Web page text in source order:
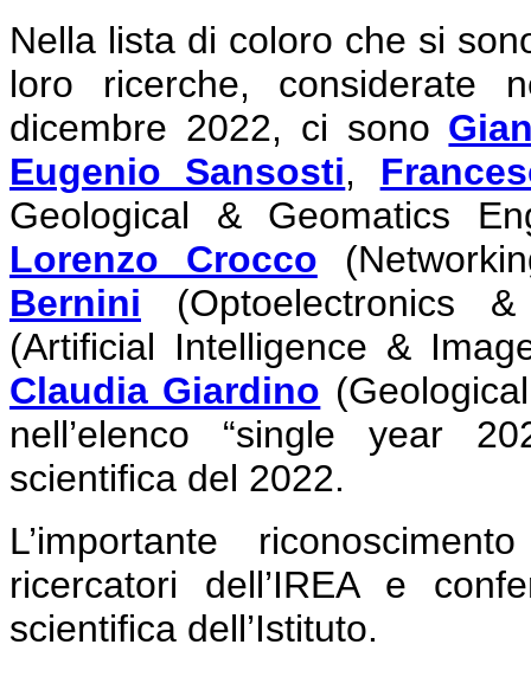
Nella lista di coloro che si
loro ricerche, considerate
dicembre 2022, ci sono
Eugenio Sansosti,
Geological & Geomatics
Lorenzo Crocco
Bernini (Optoelectronics
(Artificial Intelligence &
Claudia Giardino
nell’elenco “single year
scientifica del 2022.
L’importante
ricercatori dell’IREA e
scientifica dell’Istituto.